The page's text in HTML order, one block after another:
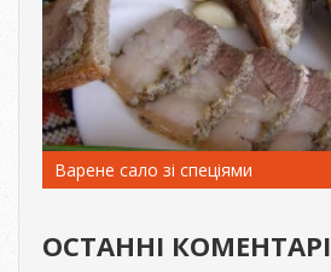
Варене сало зі спеціями
ОСТАННІ КОМЕНТАРІ